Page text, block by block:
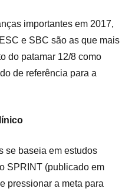
importantes em 2017,
e SBC são as que mais
do patamar 12/8 como
de referência para a
se baseia em estudos
SPRINT (publicado em
pressionar a meta para